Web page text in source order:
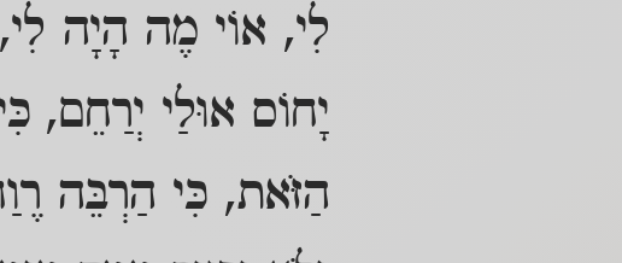
לִי, אוֹי מֶה הָיָה
יָחוֹס אוּלַי יְרַחֵם,
הַזֹּאת, כִּי הַרְבֵּה